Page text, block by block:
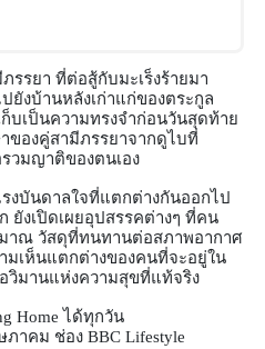
รรยา ที่ต่อสู้กับมะเร็งร้ายมา
ยังบ้านหลังเก่าแก่ของตระกูล
บเป็นความทรงจำก่อนวันสุดท้าย
ของคู่สามีภรรยาจากดูไบที่
วมญาติของตนเอง
งบันดาลใจที่แตกต่างกันออกไป
ยังเปิดเผยอุปสรรคต่างๆ ที่คน
มาณ วัสดุที่ทนทานต่อสภาพอากาศ
มเห็นแตกต่างของคนที่จะอยู่ใน
วิมานแห่งความสุขที่แท้จริง
Home ได้ทุกวัน
ภาคม ช่อง BBC Lifestyle